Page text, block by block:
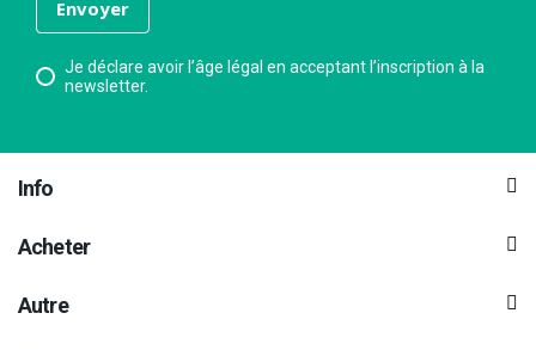
Je déclare avoir l’âge légal en acceptant l’inscription à la
newsletter.
Info
Acheter
Autre